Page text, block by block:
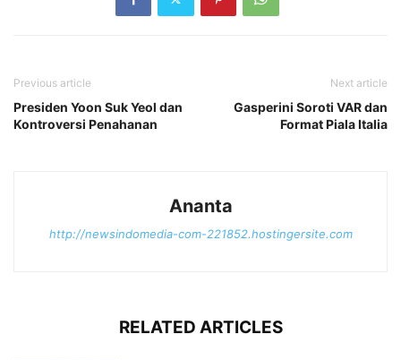
Previous article
Presiden Yoon Suk Yeol dan
Kontroversi Penahanan
Next article
Gasperini Soroti VAR dan
Format Piala Italia
Ananta
http://newsindomedia-com-221852.hostingersite.com
RELATED ARTICLES